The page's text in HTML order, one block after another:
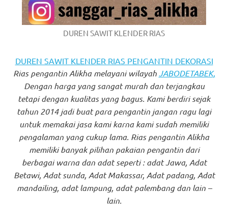
guys
https://
comment
here
replica
watches.
favorite
replica
DUREN SAWIT KLENDER RIAS
DUREN SAWIT KLENDER RIAS PENGANTIN DEKORASI
Rias pengantin Alikha melayani wilayahJABODETABEK,
Dengan harga yang sangat murah dan terjangkau
tetapi dengan kualitas yang bagus. Kami berdiri sejak
tahun 2014 jadi buat para pengantin jangan ragu lagi
untuk memakai jasa kami karna kami sudah memiliki
pengalaman yang cukup lama. Rias pengantin Alikha
memiliki banyak pilihan pakaian pengantin dari
berbagai warna dan adat seperti : adat Jawa, Adat
Betawi, Adat sunda, Adat Makassar, Adat padang, Adat
mandailing, adat lampung, adat palembang dan lain –
lain.